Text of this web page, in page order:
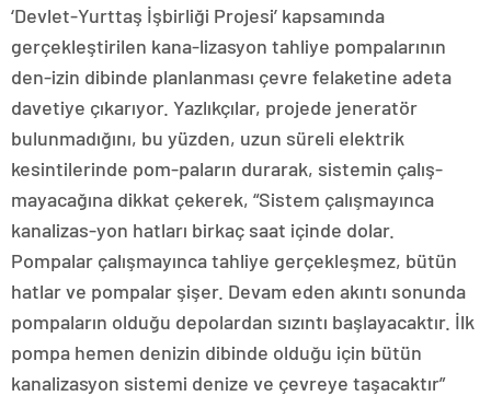
‘Devlet-Yurttaş İşbirliği Projesi’ kapsamında
gerçekleştirilen kana-lizasyon tahliye pompalarının
den-izin dibinde planlanması çevre felaketine adeta
davetiye çıkarıyor. Yazlıkçılar, projede jeneratör
bulunmadığını, bu yüzden, uzun süreli elektrik
kesintilerinde pom-paların durarak, sistemin çalış-
mayacağına dikkat çekerek, “Sistem çalışmayınca
kanalizas-yon hatları birkaç saat içinde dolar.
Pompalar çalışmayınca tahliye gerçekleşmez, bütün
hatlar ve pompalar şişer. Devam eden akıntı sonunda
pompaların olduğu depolardan sızıntı başlayacaktır. İlk
pompa hemen denizin dibinde olduğu için bütün
kanalizasyon sistemi denize ve çevreye taşacaktır”